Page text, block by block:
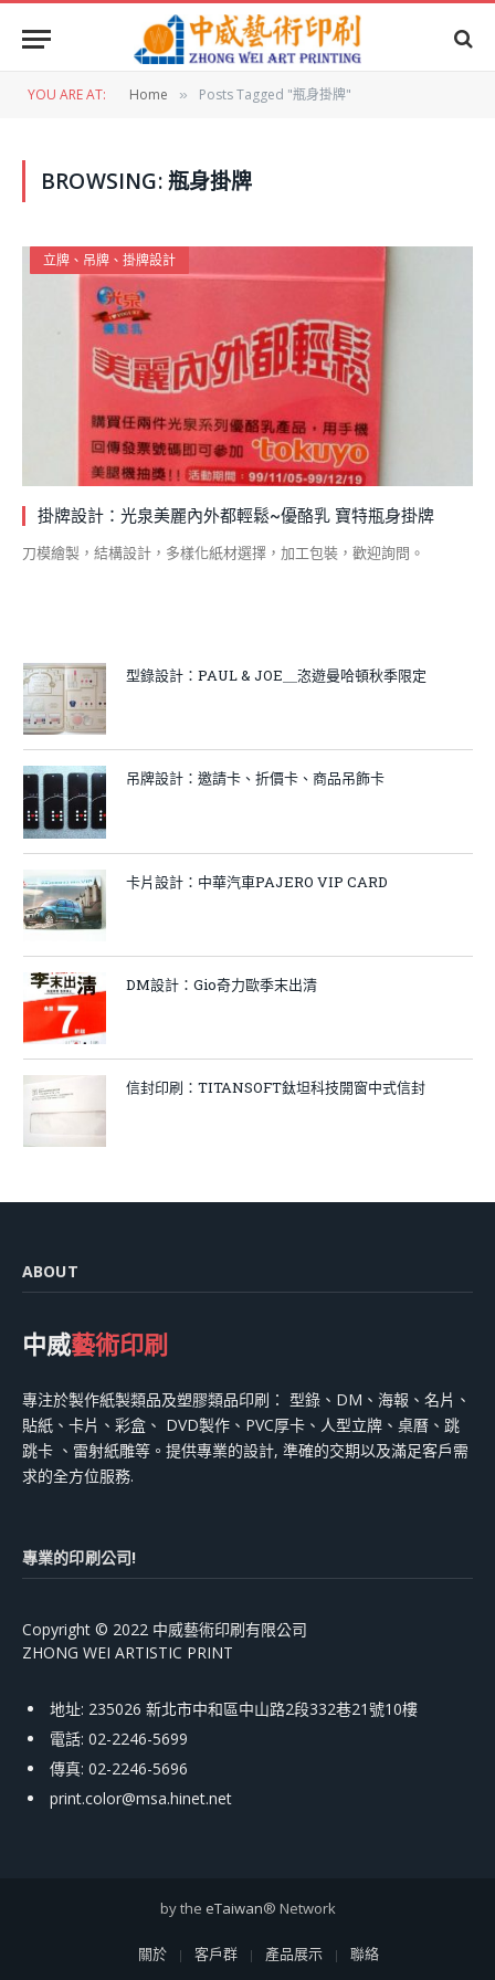
YOU ARE AT: Home » Posts Tagged "瓶身掛牌"
BROWSING:瓶身掛牌
立牌、吊牌、掛牌設計
掛牌設計：光泉美麗內外都輕鬆~優酪乳 寶特瓶身掛牌
刀模繪製，結構設計，多樣化紙材選擇，加工包裝，歡迎詢問。
型錄設計：PAUL & JOE＿恣遊曼哈頓秋季限定
吊牌設計：邀請卡、折價卡、商品吊飾卡
卡片設計：中華汽車PAJERO VIP CARD
DM設計：Gio奇力歐季末出清
信封印刷：TITANSOFT鈦坦科技開窗中式信封
ABOUT
中威藝術印刷
專注於製作紙製類品及塑膠類品印刷： 型錄、DM、海報、名片、
貼紙、卡片、彩盒、 DVD製作、PVC厚卡、人型立牌、桌曆、跳
跳卡 、雷射紙雕等。提供專業的設計, 準確的交期以及滿足客戶需
求的全方位服務.
專業的印刷公司!
Copyright © 2022 中威藝術印刷有限公司
ZHONG WEI ARTISTIC PRINT
地址: 235026 新北市中和區中山路2段332巷21號10樓
電話: 02-2246-5699
傳真: 02-2246-5696
print.color@msa.hinet.net
by the eTaiwan® Network
關於 客戶群 產品展示 聯絡